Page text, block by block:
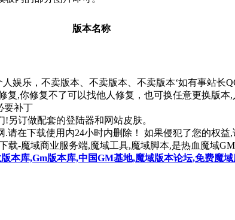
版本名称
娱乐，不卖版本、不卖版本、不卖版本‘如有事站长
复,你修复不了可以找他人修复，也可换任意更换版本
要补丁
另订做配套的登陆器和网站皮肤。
在下载使用内24小时内删除！ 如果侵犯了您的权益,
载-魔域商业服务端,魔域工具,魔域脚本,是热血魔域
本库,Gm版本库,中国GM基地,魔域版本论坛,免费魔